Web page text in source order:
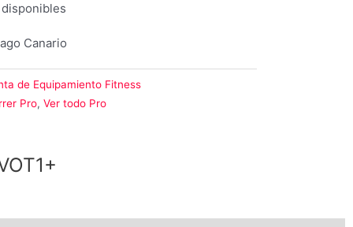
Canario
de Equipamiento Fitness
Pro, Ver todo Pro